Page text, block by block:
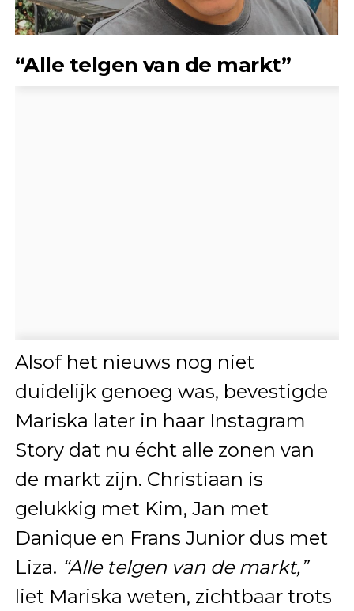
“Alle telgen van de markt”
Alsof het nieuws nog niet
duidelijk genoeg was, bevestigde
Mariska later in haar Instagram
Story dat nu écht alle zonen van
de markt zijn. Christiaan is
gelukkig met Kim, Jan met
Danique en Frans Junior dus met
Liza. “Alle telgen van de markt,”
liet Mariska weten, zichtbaar trots